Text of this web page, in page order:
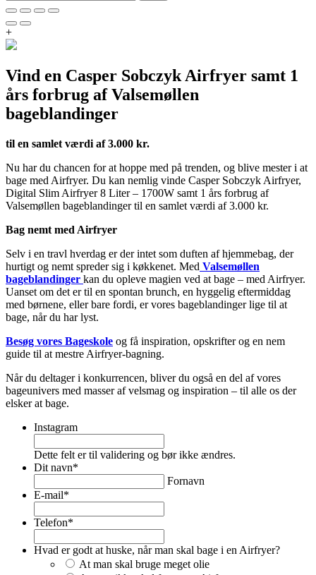
+
Vind en Casper Sobczyk Airfryer samt 1
års forbrug af Valsemøllen
bageblandinger
til en samlet værdi af 3.000 kr.
Nu har du chancen for at hoppe med på trenden, og blive mester i at
bage med Airfryer. Du kan nemlig vinde Casper Sobczyk Airfryer,
Digital Slim Airfryer 8 Liter – 1700W samt 1 års forbrug af
Valsemøllen bageblandinger til en samlet værdi af 3.000 kr.
Bag nemt med Airfryer
Selv i en travl hverdag er der intet som duften af hjemmebag, der
hurtigt og nemt spreder sig i køkkenet. Med Valsemøllen
bageblandinger kan du opleve magien ved at bage – med Airfryer.
Uanset om det er til en spontan brunch, en hyggelig eftermiddag
med børnene, eller bare fordi, er vores bageblandinger lige til at
bage, når du har lyst.
Besøg vores Bageskole og få inspiration, opskrifter og en nem
guide til at mestre Airfryer-bagning.
Når du deltager i konkurrencen, bliver du også en del af vores
bageunivers med masser af velsmag og inspiration – til alle os der
elsker at bage.
Instagram
Dette felt er til validering og bør ikke ændres.
Dit navn*
Fornavn
E-mail*
Telefon*
Hvad er godt at huske, når man skal bage i en Airfryer?
At man skal bruge meget olie